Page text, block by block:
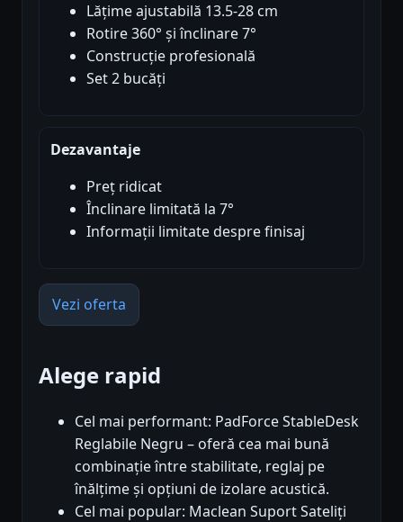
Lățime ajustabilă 13.5-28 cm
Rotire 360° și înclinare 7°
Construcție profesională
Set 2 bucăți
Dezavantaje
Preț ridicat
Înclinare limitată la 7°
Informații limitate despre finisaj
Vezi oferta
Alege rapid
Cel mai performant: PadForce StableDesk
Reglabile Negru – oferă cea mai bună
combinație între stabilitate, reglaj pe
înălțime și opțiuni de izolare acustică.
Cel mai popular: Maclean Suport Sateliți